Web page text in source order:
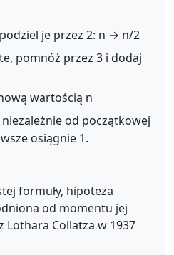
je przez 2: n → n/2
pomnóż przez 3 i dodaj
wartością n
od początkowej
osiągnie 1.
formuły, hipoteza
od momentu jej
Collatza w 1937